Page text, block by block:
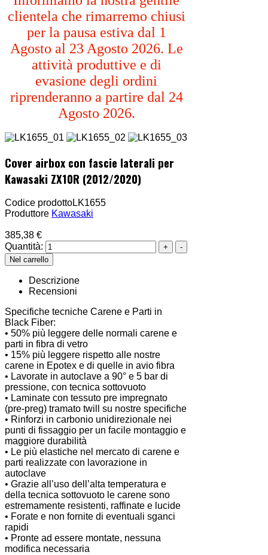
clientela che rimarremo chiusi
per la pausa estiva dal 1
Agosto al 23 Agosto 2026. Le
attività produttive e di
evasione degli ordini
riprenderanno a partire dal 24
Agosto 2026.
Cover airbox con fascie laterali per
Kawasaki ZX10R (2012/2020)
Codice prodottoLK1655
Produttore Kawasaki
385,38 €
Quantità:
Descrizione
Recensioni
Specifiche tecniche Carene e Parti in
Black Fiber:
• 50% più leggere delle normali carene e
parti in fibra di vetro
• 15% più leggere rispetto alle nostre
carene in Epotex e di quelle in avio fibra
• Lavorate in autoclave a 90° e 5 bar di
pressione, con tecnica sottovuoto
• Laminate con tessuto pre impregnato
(pre-preg) tramato twill su nostre specifiche
• Rinforzi in carbonio unidirezionale nei
punti di fissaggio per un facile montaggio e
maggiore durabilità
• Le più elastiche nel mercato di carene e
parti realizzate con lavorazione in
autoclave
• Grazie all’uso dell’alta temperatura e
della tecnica sottovuoto le carene sono
estremamente resistenti, raffinate e lucide
• Forate e non fornite di eventuali sganci
rapidi
• Pronte ad essere montate, nessuna
modifica necessaria